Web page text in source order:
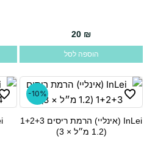
20 ₪
הוספה לסל
-10%
InLei (אינליי) הרמת ריסים 1+2+3
(1.2 מ״ל × 3)